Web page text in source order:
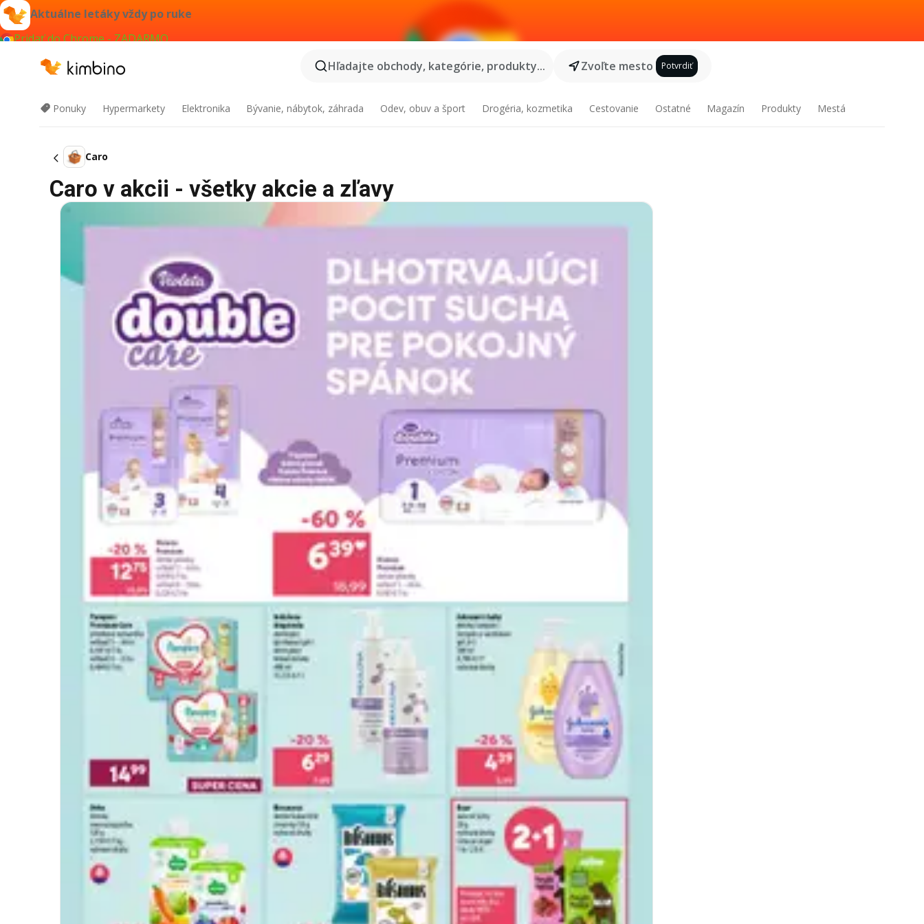
Aktuálne letáky vždy po ruke
Pridať do Chrome - ZADARMO
Hľadajte obchody, kategórie, produkty...
Zvoľte mesto Potvrdiť
Ponuky Hypermarkety Elektronika Bývanie, nábytok, záhrada Odev, obuv a šport Drogéria, kozmetika Cestovanie Ostatné Magazín Produkty Mestá
Caro
Caro v akcii - všetky akcie a zľavy